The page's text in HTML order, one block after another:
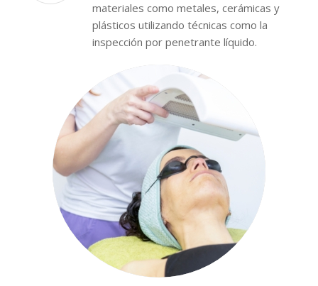
materiales como metales, cerámicas y
plásticos utilizando técnicas como la
inspección por penetrante líquido.